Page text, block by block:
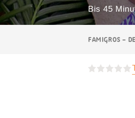
FAMIGROS –
Bis 45